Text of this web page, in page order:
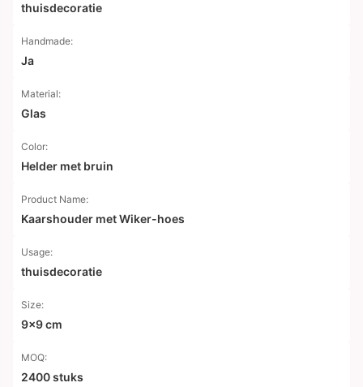
thuisdecoratie
Handmade:
Ja
Material:
Glas
Color:
Helder met bruin
Product Name:
Kaarshouder met Wiker-hoes
Usage:
thuisdecoratie
Size:
9x9 cm
MOQ:
2400 stuks